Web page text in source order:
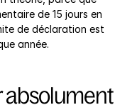
de 15 jours en
de déclaration est
année.
absolument